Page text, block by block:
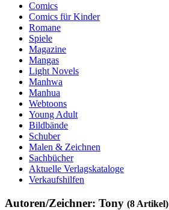
Comics
Comics für Kinder
Romane
Spiele
Magazine
Mangas
Light Novels
Manhwa
Manhua
Webtoons
Young Adult
Bildbände
Schuber
Malen & Zeichnen
Sachbücher
Aktuelle Verlagskataloge
Verkaufshilfen
Autoren/Zeichner: Tony (8 Artikel)